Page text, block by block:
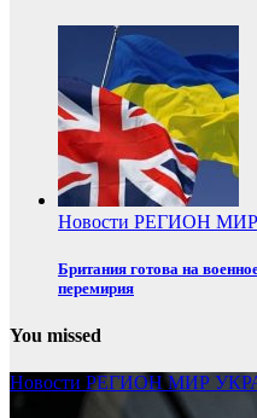
Новости РЕГИОН МИР
Британия готова на
перемирия
You missed
Новости РЕГИОНМИР